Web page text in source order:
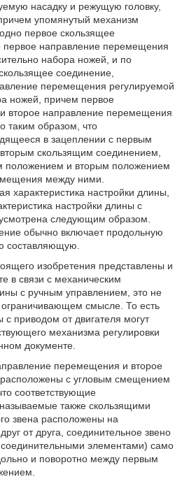
насадку и режущую головку,
упомянутый механизм
первое скользящее
направление перемещения
набора ножей, и по
соединение,
перемещения регулируемой
ножей, причем первое
второе направление перемещения
таким образом, что
в зацеплении с первым
скользящим соединением,
положением и вторым положением
между ними.
характеристика настройки длины,
настройки длины с
следующим образом.
обычно включает продольную
составляющую.
изобретения представлены и
в связи с механическим
с ручным управлением, это не
ограничивающем смысле. То есть
приводом от двигателя могут
механизма регулировки
документе.
перемещения и второе
с угловым смещением
соответствующие
также скользящими
звена расположены на
от друга, соединительное звено
элементами) само
и поворотно между первым